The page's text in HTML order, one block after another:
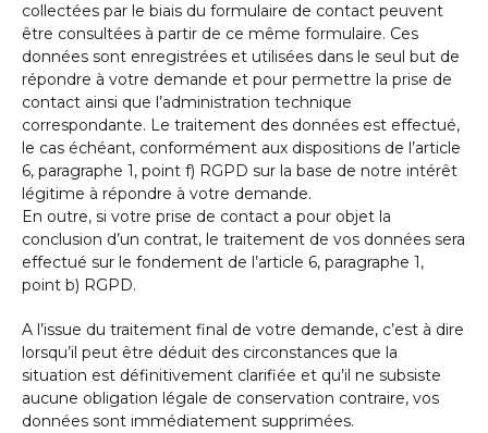
collectées par le biais du formulaire de contact peuvent
être consultées à partir de ce même formulaire. Ces
données sont enregistrées et utilisées dans le seul but de
répondre à votre demande et pour permettre la prise de
contact ainsi que l’administration technique
correspondante. Le traitement des données est effectué,
le cas échéant, conformément aux dispositions de l’article
6, paragraphe 1, point f) RGPD sur la base de notre intérêt
légitime à répondre à votre demande.
En outre, si votre prise de contact a pour objet la
conclusion d’un contrat, le traitement de vos données sera
effectué sur le fondement de l’article 6, paragraphe 1,
point b) RGPD.
A l’issue du traitement final de votre demande, c’est à dire
lorsqu’il peut être déduit des circonstances que la
situation est définitivement clarifiée et qu’il ne subsiste
aucune obligation légale de conservation contraire, vos
données sont immédiatement supprimées.